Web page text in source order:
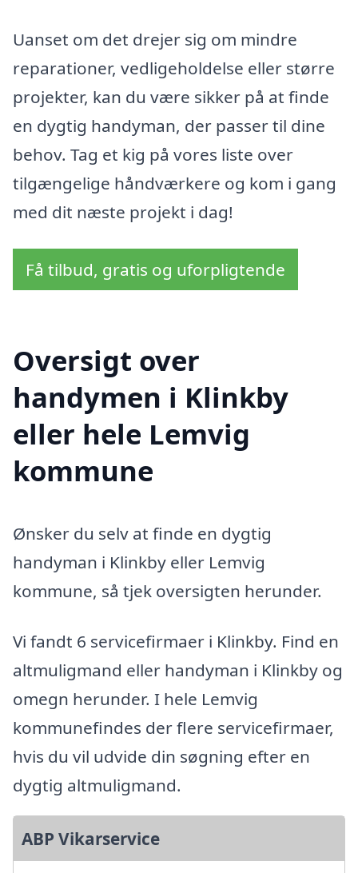
Uanset om det drejer sig om mindre
reparationer, vedligeholdelse eller større
projekter, kan du være sikker på at finde
en dygtig handyman, der passer til dine
behov. Tag et kig på vores liste over
tilgængelige håndværkere og kom i gang
med dit næste projekt i dag!
Få tilbud, gratis og uforpligtende
Oversigt over
handymen i Klinkby
eller hele Lemvig
kommune
Ønsker du selv at finde en dygtig
handyman i Klinkby eller Lemvig
kommune, så tjek oversigten herunder.
Vi fandt 6 servicefirmaer i Klinkby. Find en
altmuligmand eller handyman i Klinkby og
omegn herunder. I hele Lemvig
kommunefindes der flere servicefirmaer,
hvis du vil udvide din søgning efter en
dygtig altmuligmand.
ABP Vikarservice